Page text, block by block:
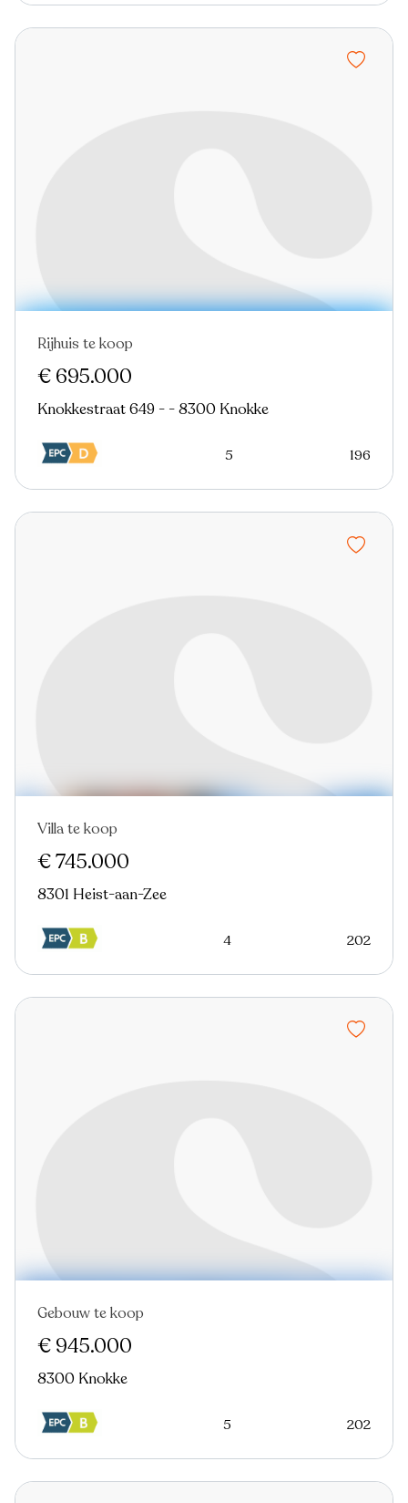
Nieuw
Rijhuis te koop
€ 695.000
Knokkestraat 649 - - 8300 Knokke
5 196
Nieuw
Villa te koop
€ 745.000
8301 Heist-aan-Zee
4 202
Nieuw
Gebouw te koop
€ 945.000
8300 Knokke
5 202